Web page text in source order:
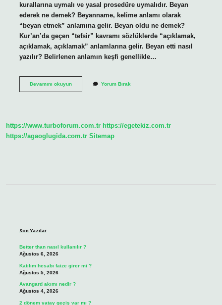
kurallarına uymalı ve yasal prosedüre uymalıdır. Beyan
ederek ne demek? Beyanname, kelime anlamı olarak
“beyan etmek” anlamına gelir. Beyan oldu ne demek?
Kur’an’da geçen “tefsir” kavramı sözlüklerde “açıklamak,
açıklamak, açıklamak” anlamlarına gelir. Beyan etti nasıl
yazılır? Belirlenen anlamın keşfi genellikle…
Devamını okuyunBeyan
Yorum Bırak
https://www.turboforum.com.tr https://egetekiz.com.tr
https://agaoglugida.com.tr Sitemap
Son Yazılar
Better than nasıl kullanılır ?
Ağustos 6, 2026
Katılım hesabı faize girer mi ?
Ağustos 5, 2026
Avangard akımı nedir ?
Ağustos 4, 2026
2 dönem yatay geçiş var mı ?